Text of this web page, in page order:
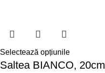
Selectează opțiunile
Saltea BIANCO, 20cm